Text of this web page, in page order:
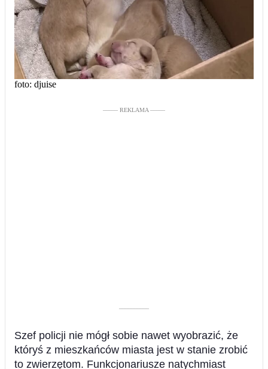
foto: djuise
––––– REKLAMA –––––
––––––––––
Szef policji nie mógł sobie nawet wyobrazić, że
któryś z mieszkańców miasta jest w stanie zrobić
to zwierzętom. Funkcjonariusze natychmiast